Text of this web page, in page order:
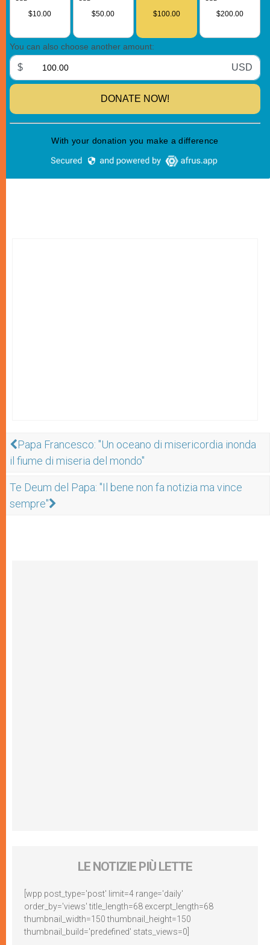
Papa Francesco: "Un oceano di misericordia inonda
il fiume di miseria del mondo"
Te Deum del Papa: "Il bene non fa notizia ma vince
sempre"
LE NOTIZIE PIÙ LETTE
[wpp post_type='post' limit=4 range='daily'
order_by='views' title_length=68 excerpt_length=68
thumbnail_width=150 thumbnail_height=150
thumbnail_build='predefined' stats_views=0]